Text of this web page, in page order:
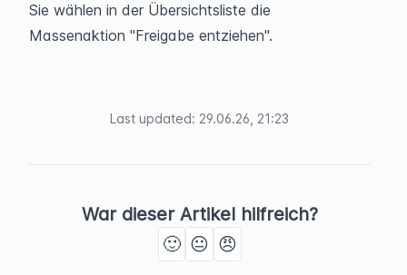
Sie wählen in der Übersichtsliste die
Massenaktion "Freigabe entziehen".
Last updated: 29.06.26, 21:23
War dieser Artikel hilfreich?
🙂 😐 😠